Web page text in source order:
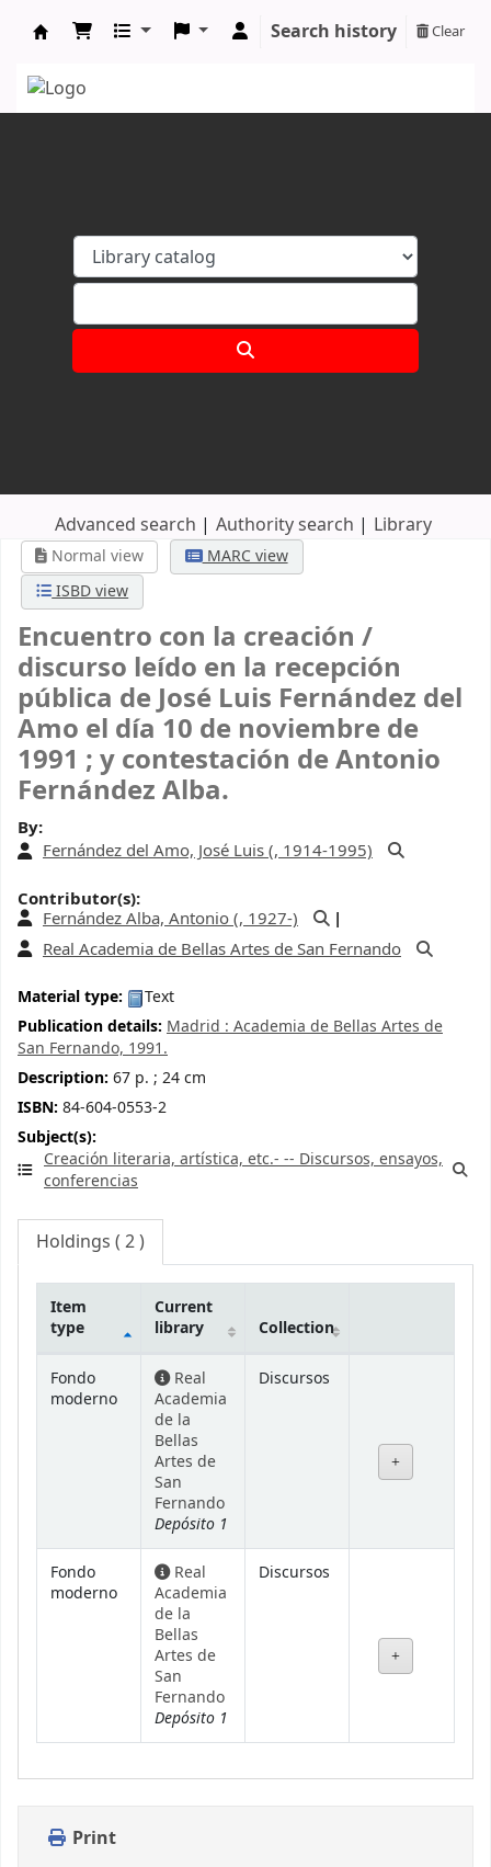
Search history Clear
Advanced search Authority search Library
Normal view
MARC view
ISBD view
Encuentro con la creación /
discurso leído en la recepción
pública de José Luis Fernández del
Amo el día 10 de noviembre de
1991 ; y contestación de Antonio
Fernández Alba.
By:
Fernández del Amo, José Luis (, 1914-1995)
Contributor(s):
Fernández Alba, Antonio (, 1927-)
Real Academia de Bellas Artes de San Fernando
Material type:
Text
Publication details: Madrid :Academia de Bellas Artes de
San Fernando,1991.
Description: 67 p. ; 24 cm
ISBN: 84-604-0553-2
Subject(s):
Creación literaria, artística, etc.- -- Discursos, ensayos,
conferencias
Holdings ( 2 )
Holdings
Item
type
Current
library
Collection
Fondo
moderno
Real
Academia
de la
Bellas
Artes de
San
Fernando
Depósito 1
Discursos
Fondo
moderno
Real
Academia
de la
Bellas
Artes de
San
Fernando
Depósito 1
Discursos
Print